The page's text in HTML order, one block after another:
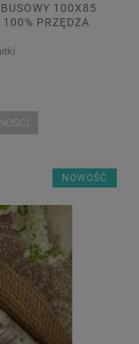
100X85
PRZĘDZA
NOWOŚĆ